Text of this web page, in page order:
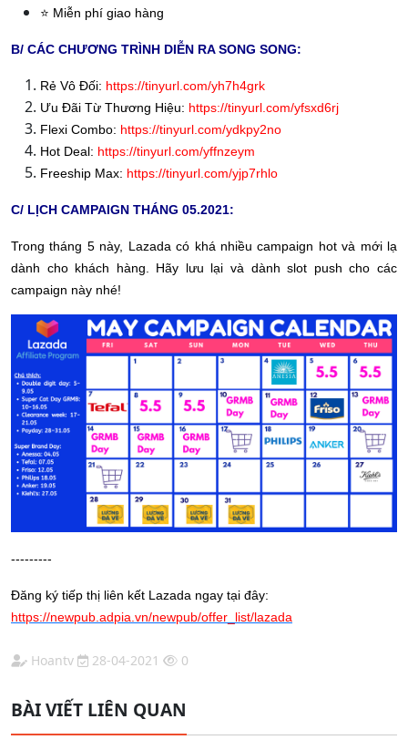
⭐️ Miễn phí giao hàng
B/ CÁC CHƯƠNG TRÌNH DIỄN RA SONG SONG:
Rẻ Vô Đối: https://tinyurl.com/yh7h4grk
Ưu Đãi Từ Thương Hiệu: https://tinyurl.com/yfsxd6rj
Flexi Combo: https://tinyurl.com/ydkpy2no
Hot Deal: https://tinyurl.com/yffnzeym
Freeship Max: https://tinyurl.com/yjp7rhlo
C/ LỊCH CAMPAIGN THÁNG 05.2021:
Trong tháng 5 này, Lazada có khá nhiều campaign hot và mới lạ
dành cho khách hàng. Hãy lưu lại và dành slot push cho các
campaign này nhé!
---------
Đăng ký tiếp thị liên kết Lazada ngay tại đây:
https://newpub.adpia.vn/newpub/offer_list/lazada
Hoantv 28-04-2021 0
BÀI VIẾT LIÊN QUAN